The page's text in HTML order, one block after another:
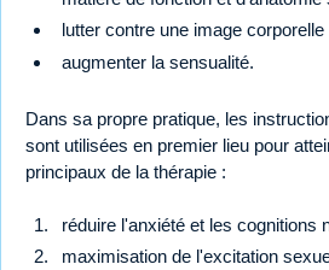
lutter contre une image corporelle
augmenter la sensualité.
Dans sa propre pratique, les
sont utilisées en premier lieu pour
principaux de la thérapie :
réduire l'anxiété et les cognitions
maximisation de l'excitation